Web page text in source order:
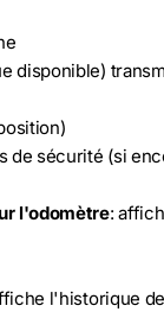
disponible)
de sécurité (si
l'odomètre:
l'historique